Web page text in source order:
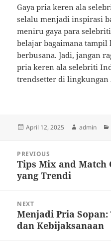
Gaya pria keren ala
selalu menjadi inspirasi
meniru gaya para
belajar bagaimana
berbusana. Jadi, jangan
pria keren ala selebriti
trendsetter di lingkungan
Posted
April 12, 2025 Author
admin
navigation
PREVIOUS
Previous
post:
Tips Mix and Match
yang Trendi
NEXT
Next
post:
Menjadi Pria
dan Kebijaksanaan